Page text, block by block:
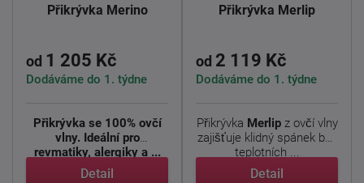
Přikrývka Merino
od 1 205 Kč
Dodáváme do 1. týdne
Přikrývka se 100% ovčí
vlny. Ideální pro
revmatiky, alergiky a ...
Detail
Přikrývka Merlip
od 2 119 Kč
Dodáváme do 1. týdne
Přikrývka Merlipz ovčí vlny
zajišťuje klidný spánek bez
teplotních ...
Detail